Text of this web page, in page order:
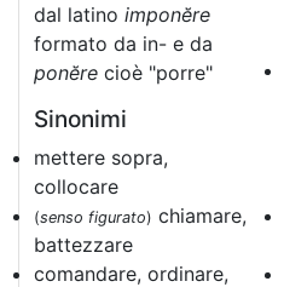
dal latino imponĕre
formato da in- e da
ponĕre cioè "porre"
Sinonimi
mettere sopra,
collocare
(senso figurato) chiamare,
battezzare
comandare, ordinare,